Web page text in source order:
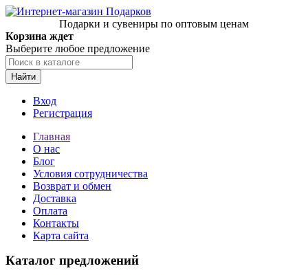
Подарки и сувениры по оптовым ценам
Корзина ждет
Выберите любое предложение
Найти
Вход
Регистрация
Главная
О нас
Блог
Условия сотрудничества
Возврат и обмен
Доставка
Оплата
Контакты
Карта сайта
Каталог предложений